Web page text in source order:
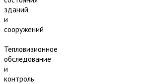
зданий
и
сооружений
Тепловизионное
обследование
и
контроль